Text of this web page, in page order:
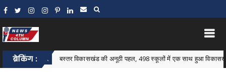
ब्रेकिंग :बस्तर विकासखंड की अनूठी पहल, 498 स्कूलों में एक साथ हुआ विकासखंड स्तरीय